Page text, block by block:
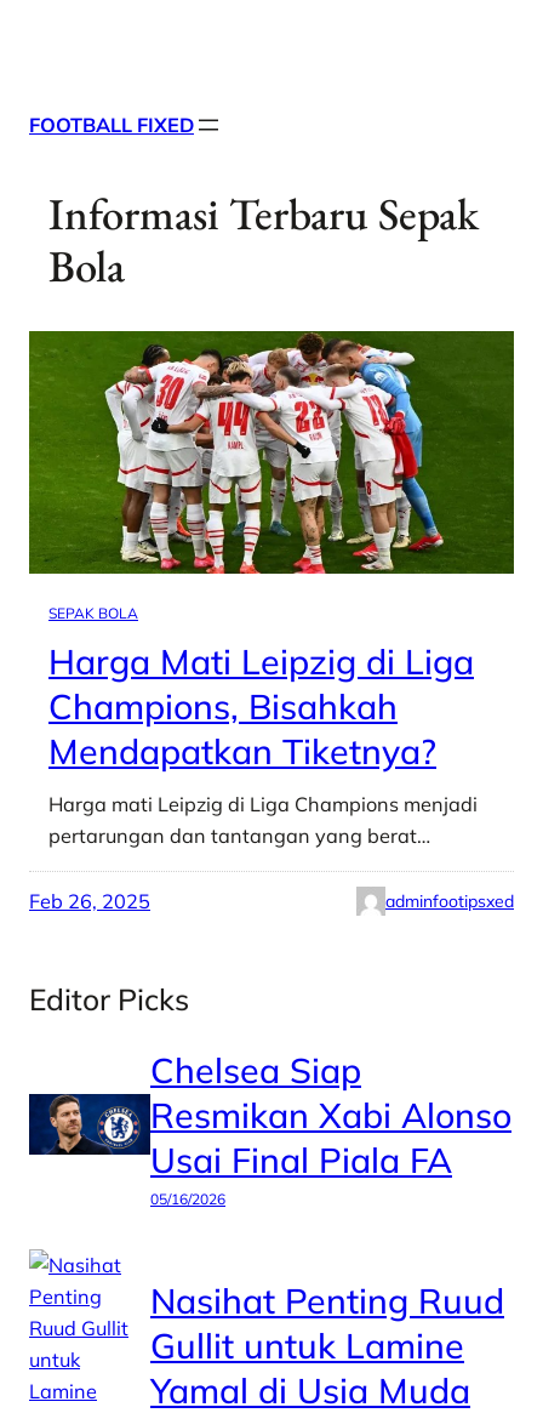
FOOTBALL FIXED
Informasi Terbaru Sepak
Bola
SEPAK BOLA
Harga Mati Leipzig di Liga
Champions, Bisahkah
Mendapatkan Tiketnya?
Harga mati Leipzig di Liga Champions menjadi
pertarungan dan tantangan yang berat…
Feb 26, 2025 adminfootipsxed
Editor Picks
Chelsea Siap
Resmikan Xabi Alonso
Usai Final Piala FA
05/16/2026
Nasihat Penting Ruud
Gullit untuk Lamine
Yamal di Usia Muda